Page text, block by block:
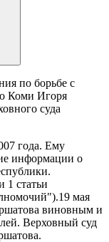
по борьбе с
Коми Игоря
суда
года. Ему
информации о
1 статьи
мая
виновным и
Верховный суд